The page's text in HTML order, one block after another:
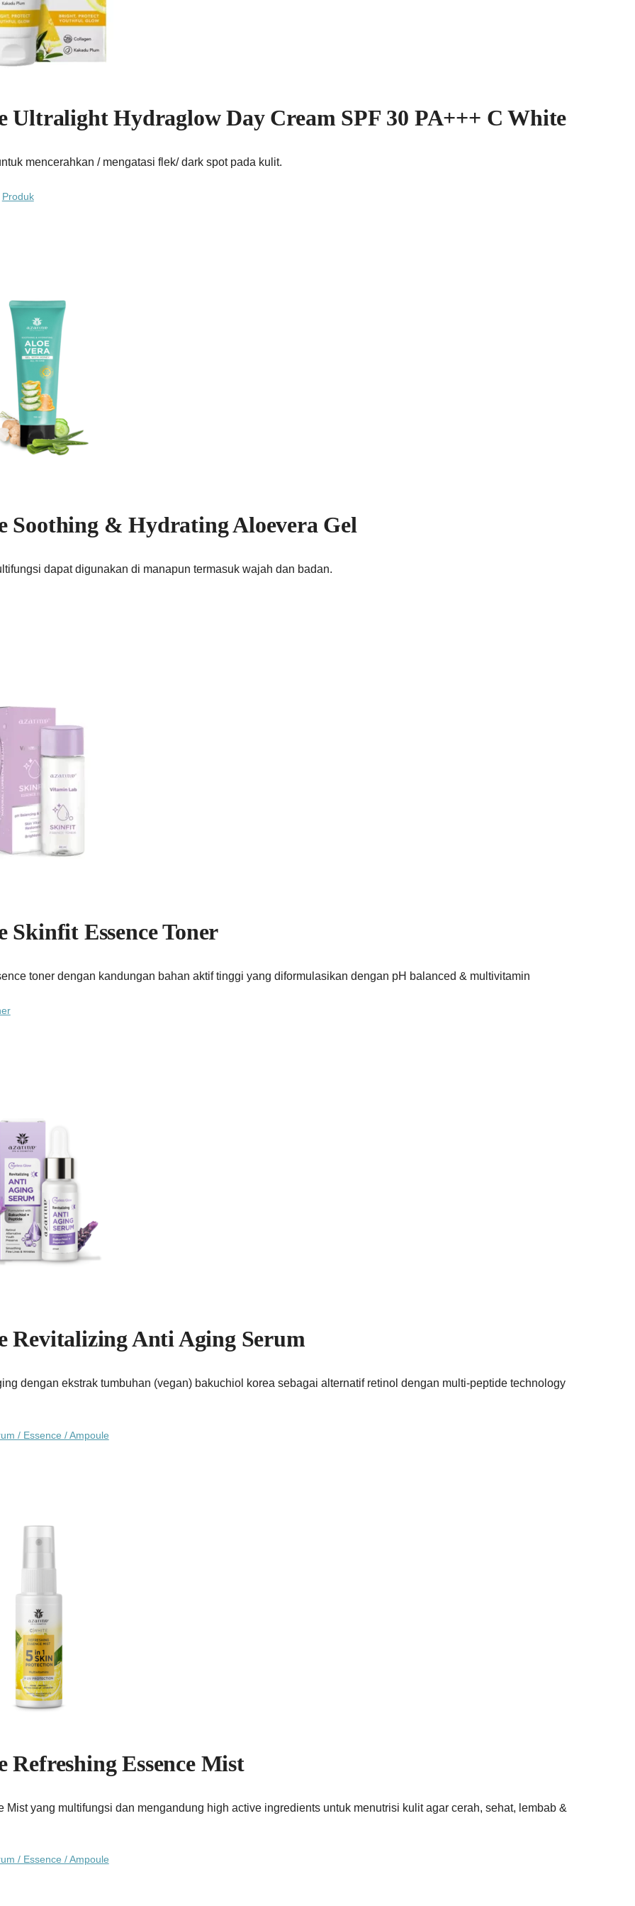
Ultralight Hydraglow Day Cream SPF 30 PA+++ C White
mencerahkan / mengatasi flek/ dark spot pada kulit.
Produk
Soothing & Hydrating Aloevera Gel
dapat digunakan di manapun termasuk wajah dan badan.
Skinfit Essence Toner
toner dengan kandungan bahan aktif tinggi yang diformulasikan dengan pH balanced & multivitamin
Revitalizing Anti Aging Serum
dengan ekstrak tumbuhan (vegan) bakuchiol korea sebagai alternatif retinol dengan multi-peptide technology
/ Essence / Ampoule
Refreshing Essence Mist
Mist yang multifungsi dan mengandung high active ingredients untuk menutrisi kulit agar cerah, sehat, lembab &
/ Essence / Ampoule